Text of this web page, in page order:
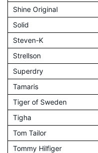
Shine Original
Solid
Steven-K
Strellson
Superdry
Tamaris
Tiger of Sweden
Tigha
Tom Tailor
Tommy Hilfiger